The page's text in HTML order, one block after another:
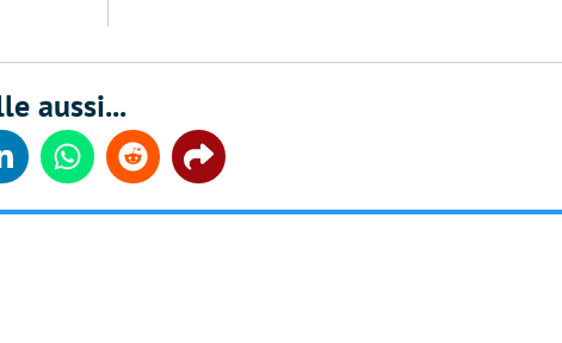
aussi...
LinkedinWhatsappReddit Share